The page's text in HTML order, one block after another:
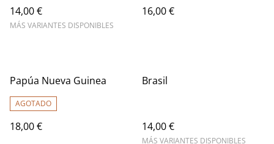
14,00 €
MÁS VARIANTES DISPONIBLES
16,00 €
Papúa Nueva Guinea
AGOTADO
18,00 €
Brasil
14,00 €
MÁS VARIANTES DISPONIBLES